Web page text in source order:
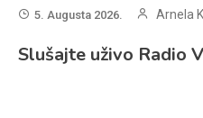
5. Augusta 2026. Arnela
Slušajte uživo Radio